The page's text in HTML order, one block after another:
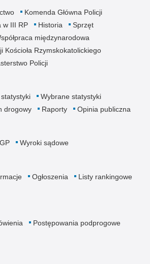
Komenda Główna Policji
w III RP Historia
Sprzęt
międzynarodowa
Kościoła Rzymskokatolickiego
Policji
Wybrane statystyki
drogowy Raporty Opinia publiczna
Wyroki sądowe
Ogłoszenia
Listy rankingowe
Postępowania podprogowe